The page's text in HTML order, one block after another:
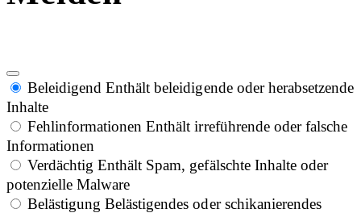
Beleidigend Enthält beleidigende oder herabsetzende
Inhalte
Fehlinformationen Enthält irreführende oder falsche
Informationen
Verdächtig Enthält Spam, gefälschte Inhalte oder
potenzielle Malware
Belästigung Belästigendes oder schikanierendes